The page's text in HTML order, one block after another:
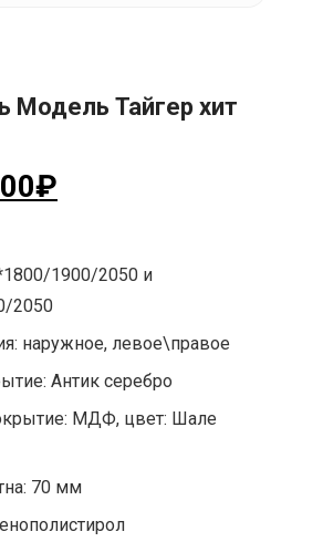
Модель Тайгер хит
₽
15500₽.
1900/2050 и
2050
наружное, левое\правое
Антик серебро
МДФ, цвет: Шале
70 мм